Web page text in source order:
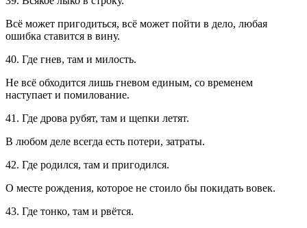
Всё может пригодиться, всё может пойти в дело, любая
ошибка ставится в вину.
40. Где гнев, там и милость.
Не всё обходится лишь гневом единым, со временем
наступает и помилование.
41. Где дрова рубят, там и щепки летят.
В любом деле всегда есть потери, затраты.
42. Где родился, там и пригодился.
О месте рождения, которое не стоило бы покидать вовек.
43. Где тонко, там и рвётся.